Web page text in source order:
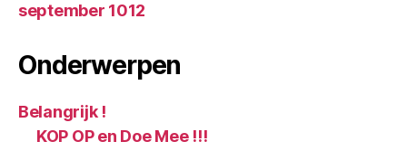
september 1012
Onderwerpen
Belangrijk !
KOP OP en Doe Mee !!!